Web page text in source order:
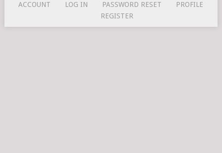
ACCOUNT
LOG IN PASSWORD RESET
PROFILE
REGISTER